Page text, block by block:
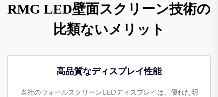
RMG LED壁面スクリーン技術の
比類ないメリット
高品質なディスプレイ性能
当社のウォールスクリーンLEDディスプレイは、優れた明